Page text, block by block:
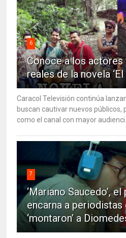
6
Conoce a los actores
reales de la novela
Caracol Televisión continúa
buscan cautivar nuevos públicos,
como el canal con mayor
7
‘Mariano Saucedo’,
encarna a periodistas
‘montaron’ a